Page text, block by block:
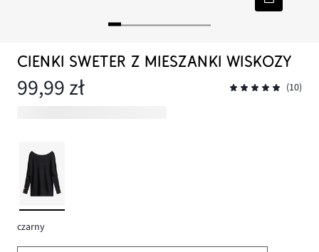
CIENKI SWETER Z MIESZANKI WISKOZY
99,99 zł (10)
czarny